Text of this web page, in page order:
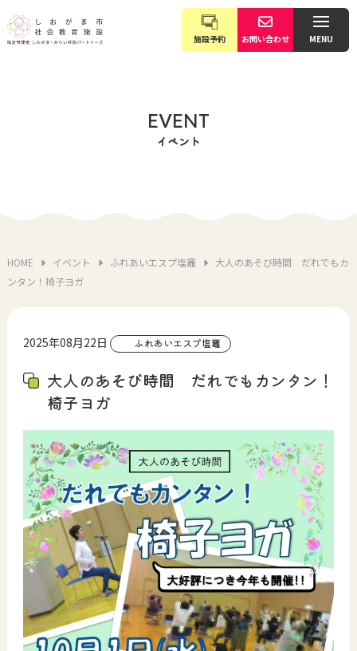
施設予約 お問い合わせ MENU
EVENT
イベント
HOME イベント ふれあいエスプ塩竈
大人のあそび時間 だれでもカ
ンタン！椅子ヨガ
2025年08月22日 ふれあいエスプ塩竈
大人のあそび時間 だれでもカンタン！
椅子ヨガ